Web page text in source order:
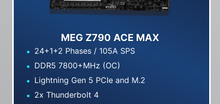
MEG Z790 ACE MAX
24+1+2 Phases / 105A SPS
DDR5 7800+MHz (OC)
Lightning Gen 5 PCIe and M.2
2x Thunderbolt 4